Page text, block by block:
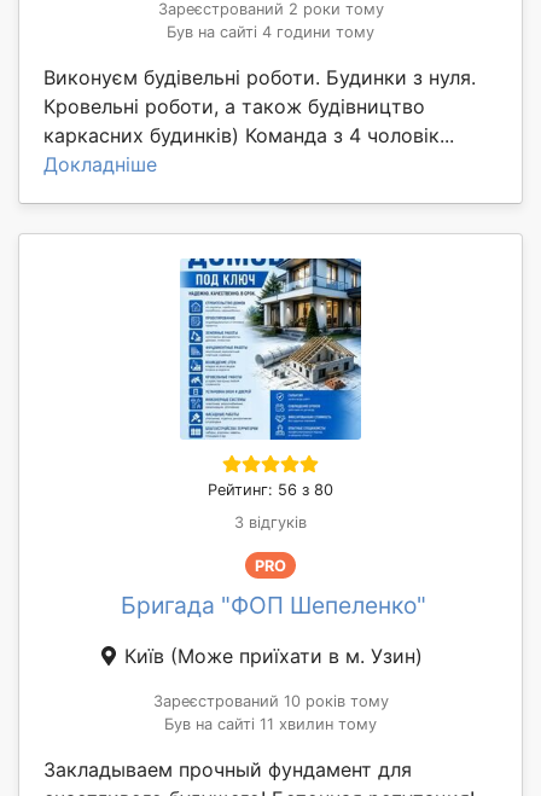
Зареєстрований 2 роки тому
Був на сайті 4 години тому
Виконуєм будівельні роботи. Будинки з нуля.
Кровельні роботи, а також будівництво
каркасних будинків) Команда з 4 чоловік...
Докладніше
Рейтинг: 56 з 80
3 відгуків
PRO
Бригада "ФОП Шепеленко"
Київ (Може приїхати в м. Узин)
Зареєстрований 10 років тому
Був на сайті 11 хвилин тому
Закладываем прочный фундамент для